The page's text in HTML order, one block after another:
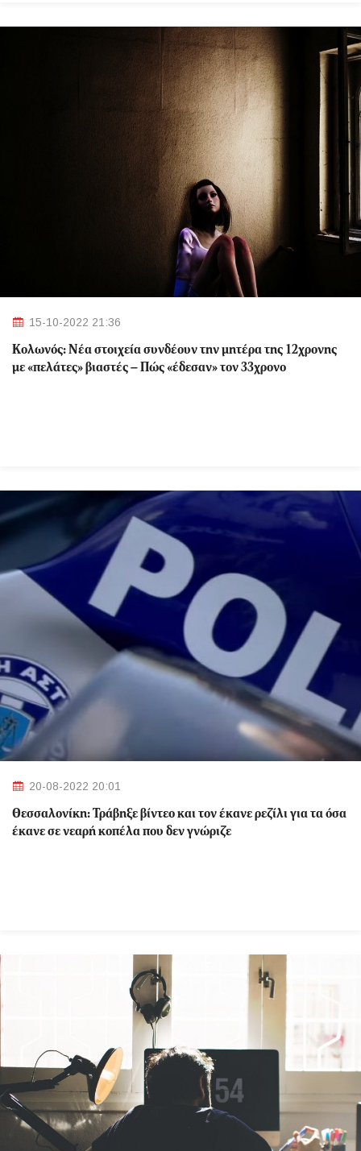
15-10-2022 21:36
Κολωνός: Νέα στοιχεία συνδέουν την μητέρα της 12χρονης
με «πελάτες» βιαστές – Πώς «έδεσαν» τον 33χρονο
20-08-2022 20:01
Θεσσαλονίκη: Τράβηξε βίντεο και τον έκανε ρεζίλι για τα όσα
έκανε σε νεαρή κοπέλα που δεν γνώριζε